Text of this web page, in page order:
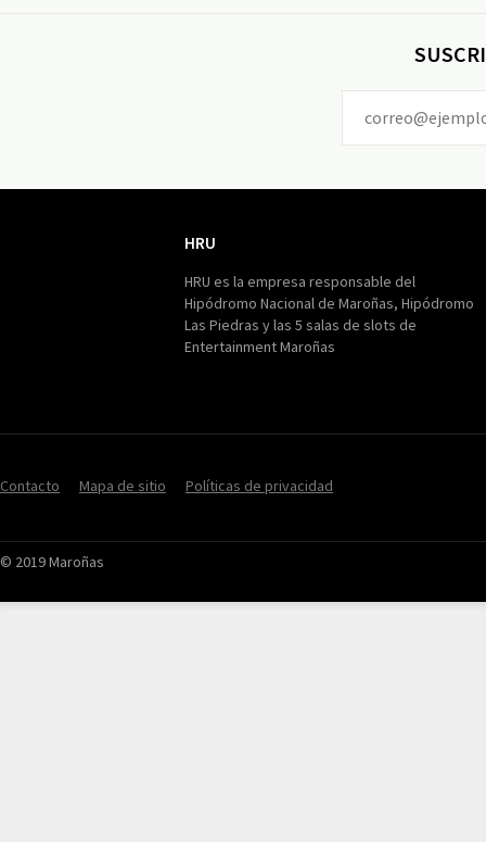
HRU
HRU es la empresa responsable del
Hipódromo Nacional de Maroñas, Hipódromo
Las Piedras y las 5 salas de slots de
Entertainment Maroñas
Contacto Mapa de sitio Políticas de privacidad
© 2019 Maroñas